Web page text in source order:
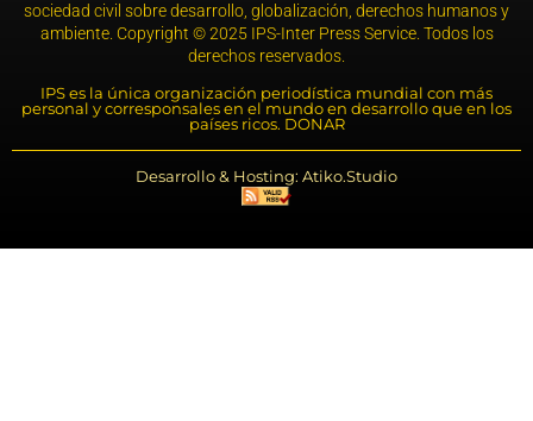
sociedad civil sobre desarrollo, globalización, derechos humanos y
ambiente. Copyright © 2025 IPS-Inter Press Service. Todos los
derechos reservados.
IPS es la única organización periodística mundial con más
personal y corresponsales en el mundo en desarrollo que en los
países ricos. DONAR
Desarrollo & Hosting: Atiko.Studio